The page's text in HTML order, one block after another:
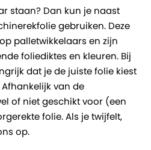
staan? Dan kun je naast
gebruiken. Deze
palletwikkelaars en zijn
foliediktes en kleuren. Bij
dat je de juiste folie kiest
van de
of niet geschikt voor (een
folie. Als je twijfelt,
op.